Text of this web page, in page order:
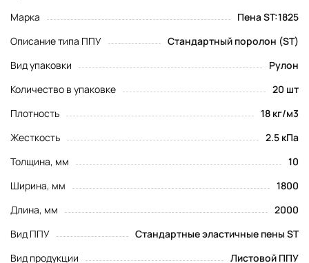
Марка
Пена ST:1825
Описание типа ППУ
Стандартный поролон (ST)
Вид упаковки
Рулон
Количество в упаковке
20 шт
Плотность
18 кг/м3
Жесткость
2.5 кПа
Толщина, мм
10
Ширина, мм
1800
Длина, мм
2000
Вид ППУ
Стандартные эластичные пены ST
Вид продукции
Листовой ППУ